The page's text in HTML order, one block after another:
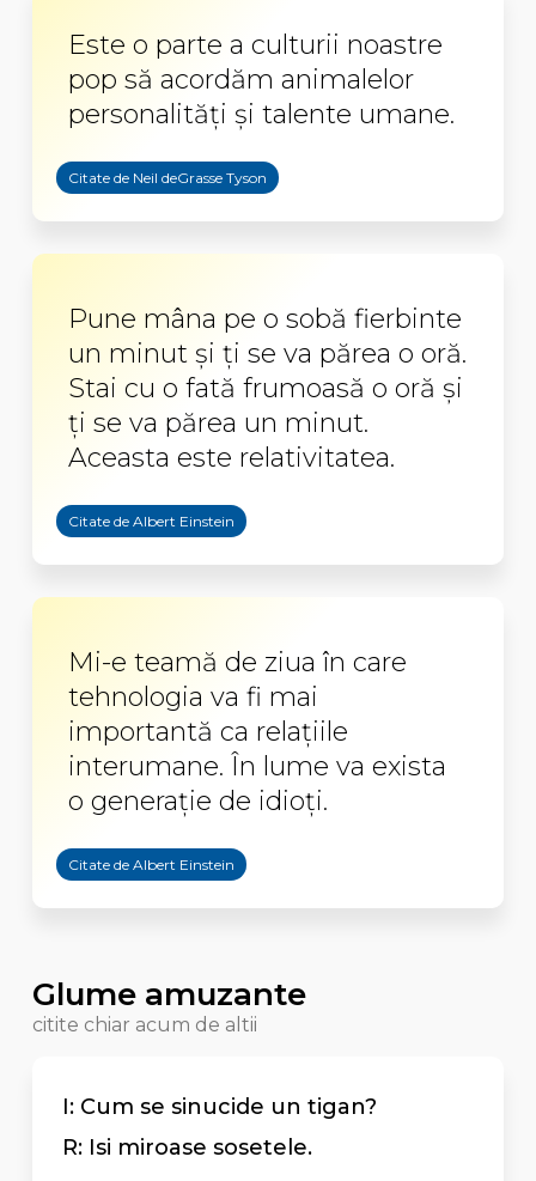
Este o parte a culturii noastre
pop să acordăm animalelor
personalităţi şi talente umane.
Citate de Neil deGrasse Tyson
Pune mâna pe o sobă fierbinte
un minut și ți se va părea o oră.
Stai cu o fată frumoasă o oră și
ți se va părea un minut.
Aceasta este relativitatea.
Citate de Albert Einstein
Mi-e teamă de ziua în care
tehnologia va fi mai
importantă ca relațiile
interumane. În lume va exista
o generație de idioți.
Citate de Albert Einstein
Glume amuzante
citite chiar acum de altii
I: Cum se sinucide un tigan?
R: Isi miroase sosetele.